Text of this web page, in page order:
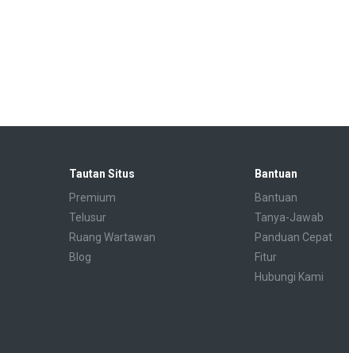
Tautan Situs
Premium
Telusur
Ruang Wartawan
Blog
Bantuan
Bantuan
Tanya-Jawab
Panduan Cepat
Fitur
Hubungi Kami